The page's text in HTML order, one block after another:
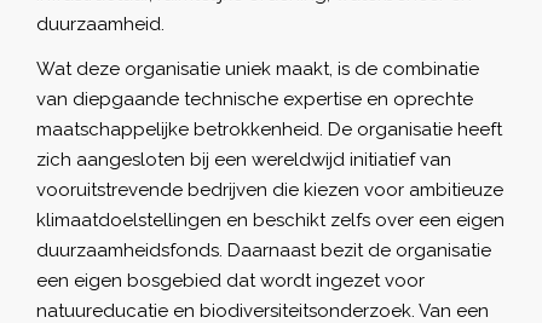
duurzaamheid.
Wat deze organisatie uniek maakt, is de combinatie
van diepgaande technische expertise en oprechte
maatschappelijke betrokkenheid. De organisatie heeft
zich aangesloten bij een wereldwijd initiatief van
vooruitstrevende bedrijven die kiezen voor ambitieuze
klimaatdoelstellingen en beschikt zelfs over een eigen
duurzaamheidsfonds. Daarnaast bezit de organisatie
een eigen bosgebied dat wordt ingezet voor
natuureducatie en biodiversiteitsonderzoek. Van een